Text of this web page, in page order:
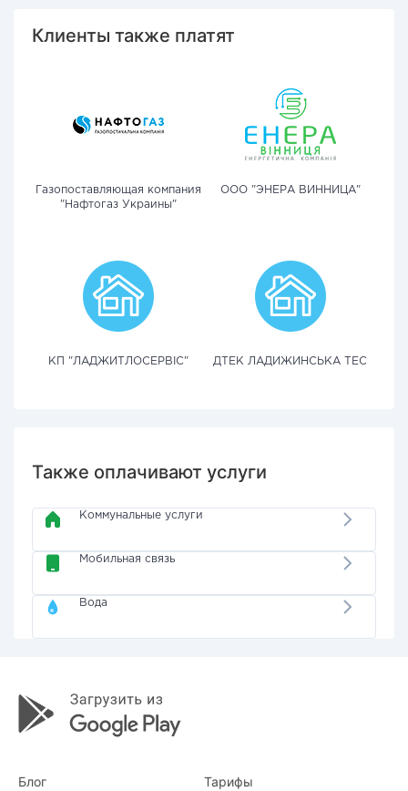
Клиенты также платят
Газопоставляющая компания
"Нафтогаз Украины"
ООО "ЭНЕРА ВИННИЦА"
КП "ЛАДЖИТЛОСЕРВІС" ДТЕК ЛАДИЖИНСЬКА ТЕС
Также оплачивают услуги
Коммунальные услуги
Мобильная связь
Вода
Блог Тарифы